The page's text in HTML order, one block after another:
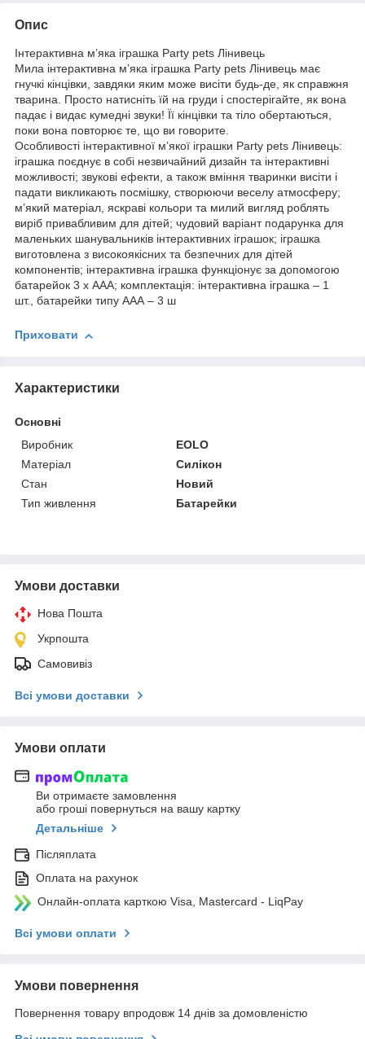
Опис
Інтерактивна м’яка іграшка Party pets Лінивець
Мила інтерактивна м’яка іграшка Party pets Лінивець має
гнучкі кінцівки, завдяки яким може висіти будь-де, як справжня
тварина. Просто натисніть їй на груди і спостерігайте, як вона
падає і видає кумедні звуки! Її кінцівки та тіло обертаються,
поки вона повторює те, що ви говорите.
Особливості інтерактивної м’якої іграшки Party pets Лінивець:
іграшка поєднує в собі незвичайний дизайн та інтерактивні
можливості; звукові ефекти, а також вміння тваринки висіти і
падати викликають посмішку, створюючи веселу атмосферу;
м’який матеріал, яскраві кольори та милий вигляд роблять
виріб привабливим для дітей; чудовий варіант подарунка для
маленьких шанувальників інтерактивних іграшок; іграшка
виготовлена з високоякісних та безпечних для дітей
компонентів; інтерактивна іграшка функціонує за допомогою
батарейок 3 х ААА; комплектація: інтерактивна іграшка – 1
шт., батарейки типу ААА – 3 ш
Приховати
Характеристики
Основні
Виробник
EOLO
Матеріал
Силікон
Стан
Новий
Тип живлення
Батарейки
Умови доставки
Нова Пошта
Укрпошта
Самовивіз
Всі умови доставки
Умови оплати
Ви отримаєте замовлення
або гроші повернуться на вашу картку
Детальніше
Післяплата
Оплата на рахунок
Онлайн-оплата карткою Visa, Mastercard - LiqPay
Всі умови оплати
Умови повернення
Повернення товару впродовж 14 днів за домовленістю